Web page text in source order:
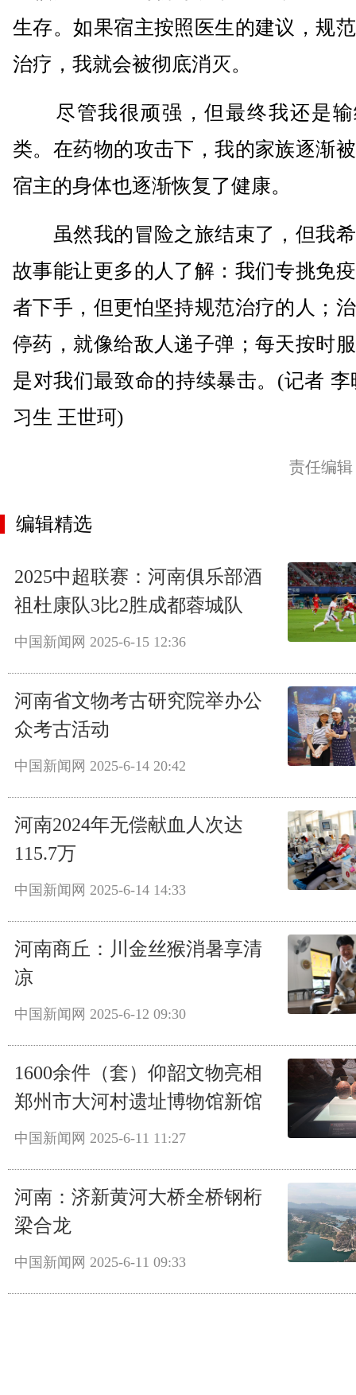
生存。如果宿主按照医生的建议，规
治疗，我就会被彻底消灭。
尽管我很顽强，但最终我还是输
类。在药物的攻击下，我的家族逐渐
宿主的身体也逐渐恢复了健康。
虽然我的冒险之旅结束了，但我
故事能让更多的人了解：我们专挑免
者下手，但更怕坚持规范治疗的人；
停药，就像给敌人递子弹；每天按时
是对我们最致命的持续暴击。(记者 李
习生 王世珂)
责任编
编辑精选
2025中超联赛：河南俱乐部酒
祖杜康队3比2胜成都蓉城队
中国新闻网 2025-6-15 12:36
河南省文物考古研究院举办公
众考古活动
中国新闻网 2025-6-14 20:42
河南2024年无偿献血人次达
115.7万
中国新闻网 2025-6-14 14:33
河南商丘：川金丝猴消暑享清
凉
中国新闻网 2025-6-12 09:30
1600余件（套）仰韶文物亮相
郑州市大河村遗址博物馆新馆
中国新闻网 2025-6-11 11:27
河南：济新黄河大桥全桥钢桁
梁合龙
中国新闻网 2025-6-11 09:33